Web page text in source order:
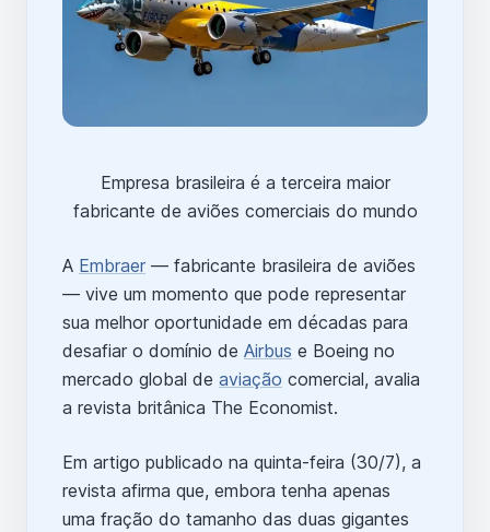
Empresa brasileira é a terceira maior
fabricante de aviões comerciais do mundo
A Embraer — fabricante brasileira de aviões
— vive um momento que pode representar
sua melhor oportunidade em décadas para
desafiar o domínio de Airbus e Boeing no
mercado global de aviação comercial, avalia
a revista britânica The Economist.
Em artigo publicado na quinta-feira (30/7), a
revista afirma que, embora tenha apenas
uma fração do tamanho das duas gigantes